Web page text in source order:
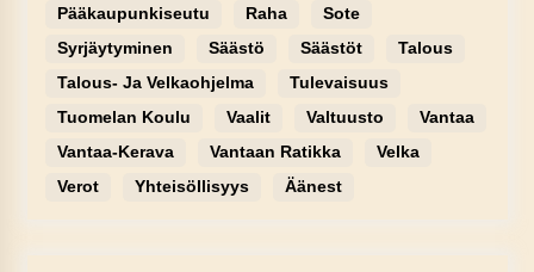
Pääkaupunkiseutu
Raha
Sote
Syrjäytyminen
Säästö Säästöt
Talous
Talous- Ja Velkaohjelma
Tulevaisuus
Tuomelan Koulu
Vaalit Valtuusto
Vantaa
Vantaa-Kerava
Vantaan Ratikka
Velka
Verot
Yhteisöllisyys Äänest